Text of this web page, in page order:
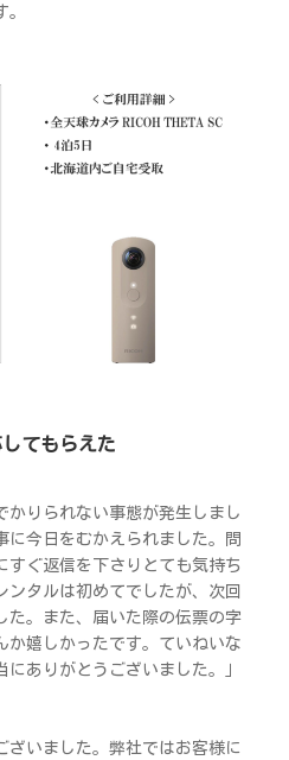
てもらえた
かりられない事態が発生しまし
に今日をむかえられました。問
すぐ返信を下さりとても気持ち
ンタルは初めてでしたが、次回
た。また、届いた際の伝票の字
か嬉しかったです。ていねいな
ありがとうございました。」
ざいました。弊社ではお客様に